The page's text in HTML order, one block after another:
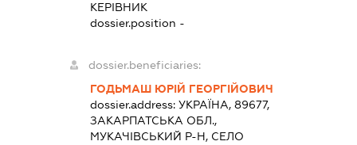
КЕРІВНИК
dossier.position -
dossier.beneficiaries:
ГОДЬМАШ ЮРІЙ ГЕОРГІЙОВИЧ
dossier.address: УКРАЇНА, 89677,
ЗАКАРПАТСЬКА ОБЛ.,
МУКАЧІВСЬКИЙ Р-Н, СЕЛО